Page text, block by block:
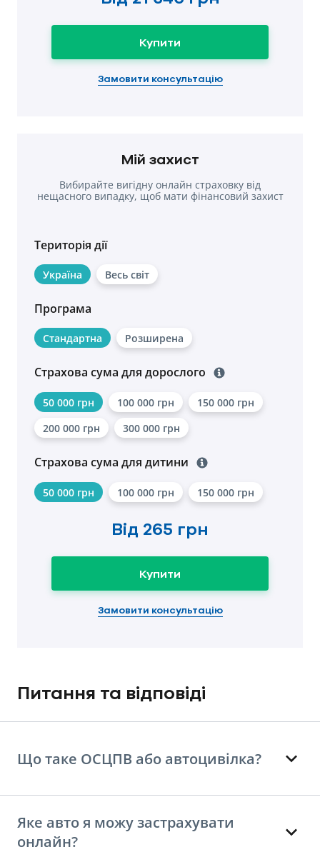
Купити
Замовити консультацію
Мій захист
Вибирайте вигідну онлайн страховку від
нещасного випадку, щоб мати фінансовий захист
Територія дії
Україна Весь світ
Програма
Стандартна Розширена
Страхова сума для дорослого
50 000 грн 100 000 грн
150 000 грн
200 000 грн
300 000 грн
Страхова сума для дитини
50 000 грн 100 000 грн 150 000 грн
Від 265 грн
Купити
Замовити консультацію
Питання та відповіді
Що таке ОСЦПВ або автоцивілка?
Яке авто я можу застрахувати
онлайн?